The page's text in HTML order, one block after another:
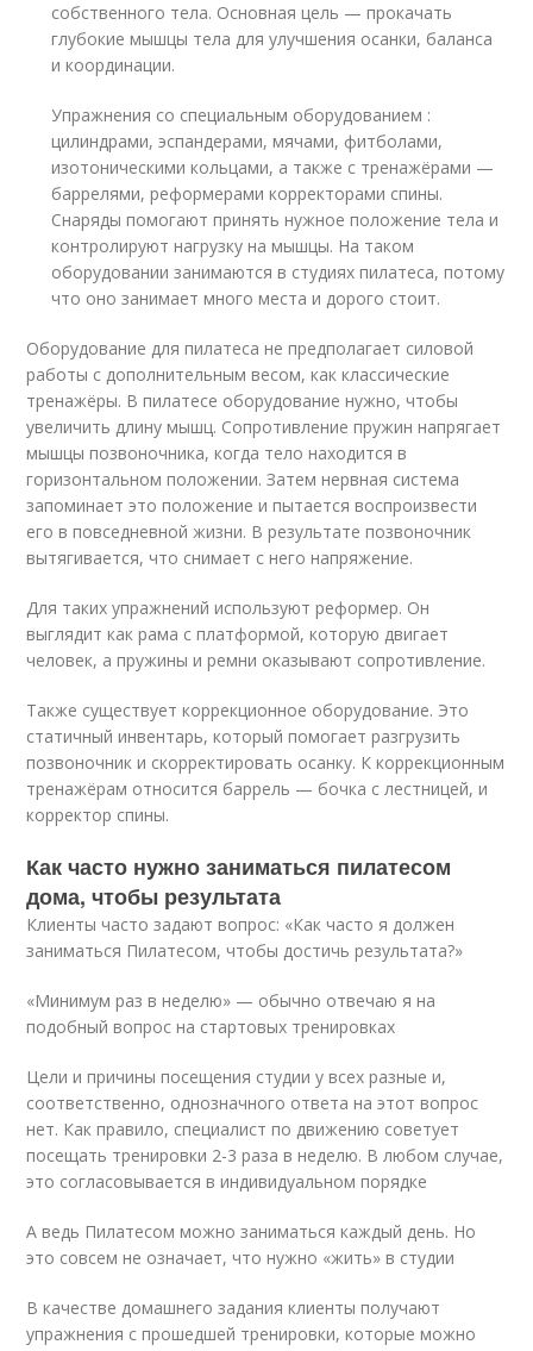
собственного тела. Основная цель — прокачать
глубокие мышцы тела для улучшения осанки, баланса
и координации.
Упражнения со специальным оборудованием :
цилиндрами, эспандерами, мячами, фитболами,
изотоническими кольцами, а также с тренажёрами —
баррелями, реформерами корректорами спины.
Снаряды помогают принять нужное положение тела и
контролируют нагрузку на мышцы. На таком
оборудовании занимаются в студиях пилатеса, потому
что оно занимает много места и дорого стоит.
Оборудование для пилатеса не предполагает силовой
работы с дополнительным весом, как классические
тренажёры. В пилатесе оборудование нужно, чтобы
увеличить длину мышц. Сопротивление пружин напрягает
мышцы позвоночника, когда тело находится в
горизонтальном положении. Затем нервная система
запоминает это положение и пытается воспроизвести
его в повседневной жизни. В результате позвоночник
вытягивается, что снимает с него напряжение.
Для таких упражнений используют реформер. Он
выглядит как рама с платформой, которую двигает
человек, а пружины и ремни оказывают сопротивление.
Также существует коррекционное оборудование. Это
статичный инвентарь, который помогает разгрузить
позвоночник и скорректировать осанку. К коррекционным
тренажёрам относится баррель — бочка с лестницей, и
корректор спины.
Как часто нужно заниматься пилатесом
дома, чтобы результата
Клиенты часто задают вопрос: «Как часто я должен
заниматься Пилатесом, чтобы достичь результата?»
«Минимум раз в неделю» — обычно отвечаю я на
подобный вопрос на стартовых тренировках
Цели и причины посещения студии у всех разные и,
соответственно, однозначного ответа на этот вопрос
нет. Как правило, специалист по движению советует
посещать тренировки 2-3 раза в неделю. В любом случае,
это согласовывается в индивидуальном порядке
А ведь Пилатесом можно заниматься каждый день. Но
это совсем не означает, что нужно «жить» в студии
В качестве домашнего задания клиенты получают
упражнения с прошедшей тренировки, которые можно